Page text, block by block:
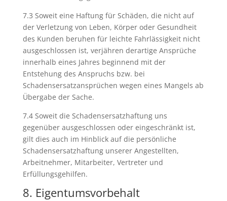
7.3 Soweit eine Haftung für Schäden, die nicht auf
der Verletzung von Leben, Körper oder Gesundheit
des Kunden beruhen für leichte Fahrlässigkeit nicht
ausgeschlossen ist, verjähren derartige Ansprüche
innerhalb eines Jahres beginnend mit der
Entstehung des Anspruchs bzw. bei
Schadensersatzansprüchen wegen eines Mangels ab
Übergabe der Sache.
7.4 Soweit die Schadensersatzhaftung uns
gegenüber ausgeschlossen oder eingeschränkt ist,
gilt dies auch im Hinblick auf die persönliche
Schadensersatzhaftung unserer Angestellten,
Arbeitnehmer, Mitarbeiter, Vertreter und
Erfüllungsgehilfen.
8. Eigentumsvorbehalt